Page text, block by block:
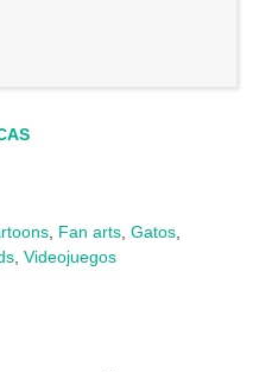
Fan arts Gatos
Videojuegos